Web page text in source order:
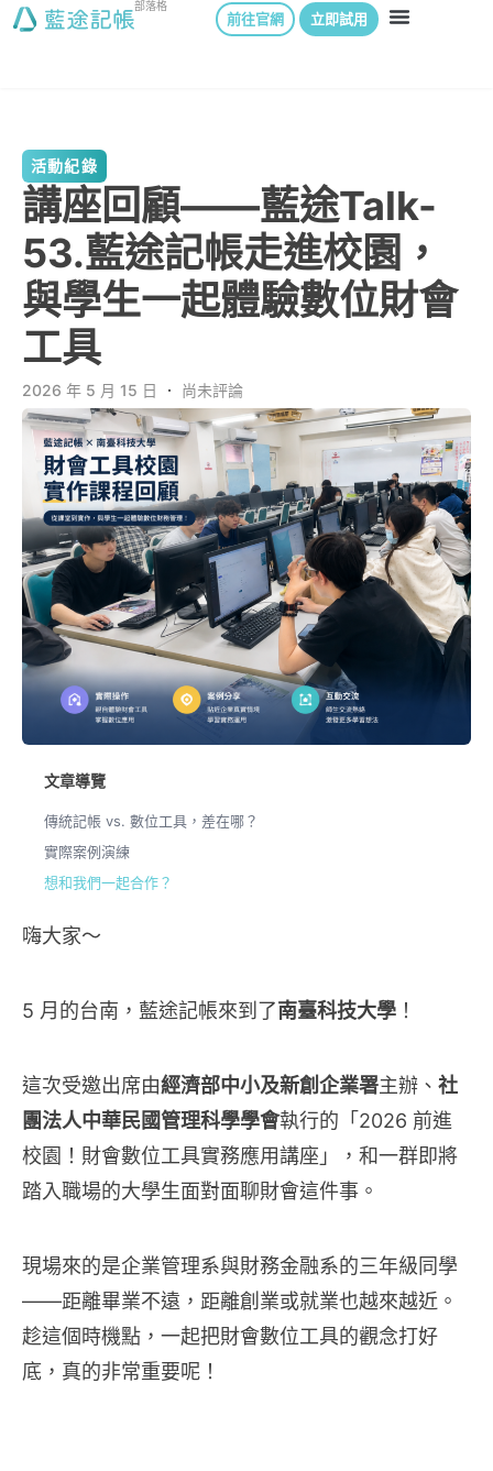
部落格
前往官網 立即試用
活動紀錄
講座回顧——藍途Talk-
53.藍途記帳走進校園，
與學生一起體驗數位財會
工具
2026 年 5 月 15 日 ． 尚未評論
文章導覽
傳統記帳 vs. 數位工具，差在哪？
實際案例演練
想和我們一起合作？
嗨大家～
5 月的台南，藍途記帳來到了南臺科技大學 ！
這次受邀出席由經濟部中小及新創企業署主辦、 社
團法人中華民國管理科學學會執行的「2026 前進
校園！財會數位工具實務應用講座」，和一群即將
踏入職場的大學生面對面聊財會這件事。
現場來的是企業管理系與財務金融系的三年級同學
——距離畢業不遠，距離創業或就業也越來越近。
趁這個時機點，一起把財會數位工具的觀念打好
底，真的非常重要呢！